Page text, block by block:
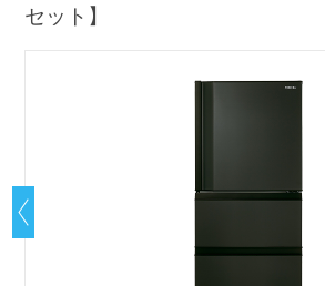
セット】